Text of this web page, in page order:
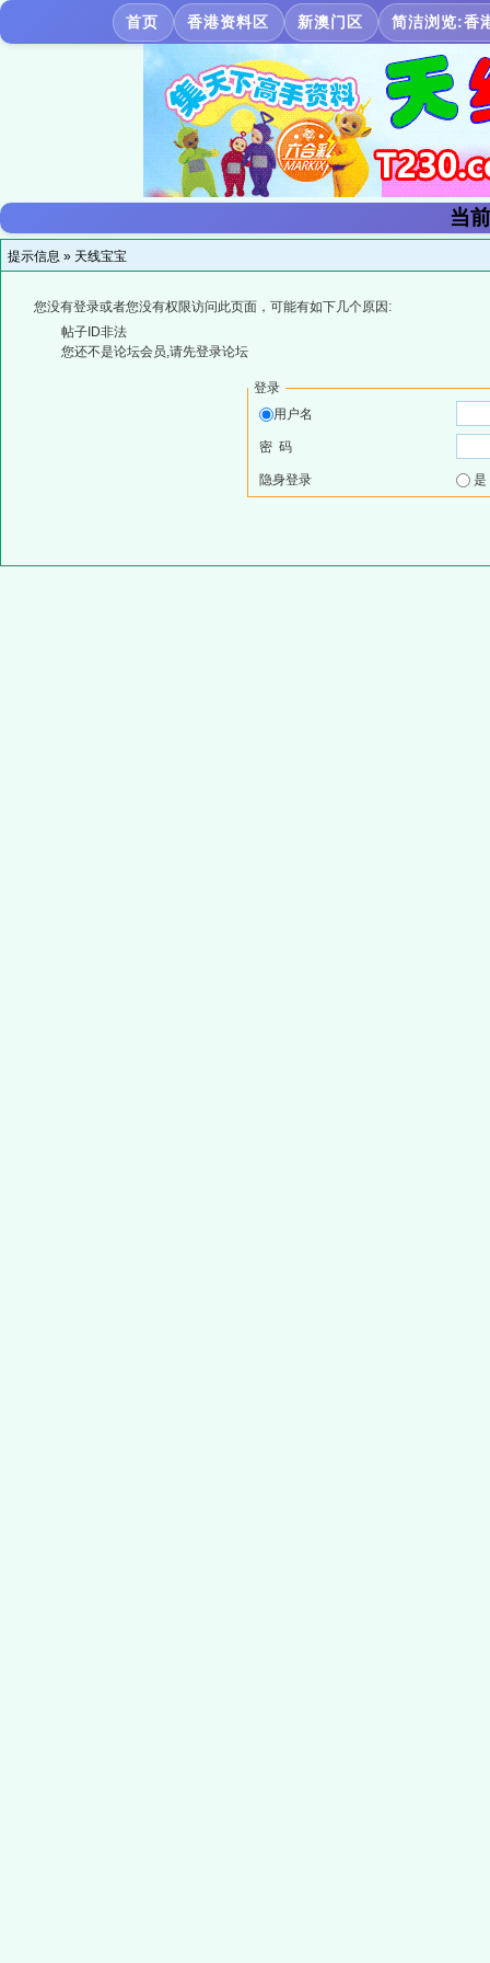
首页 香港资料区 新澳门区 简洁浏览:香
当
提示信息 » 天线宝宝
您没有登录或者您没有权限访问此页面，可能有如下几个原因:
帖子ID非法
您还不是论坛会员,请先登录论坛
登录
用户名
密 码
隐身登录